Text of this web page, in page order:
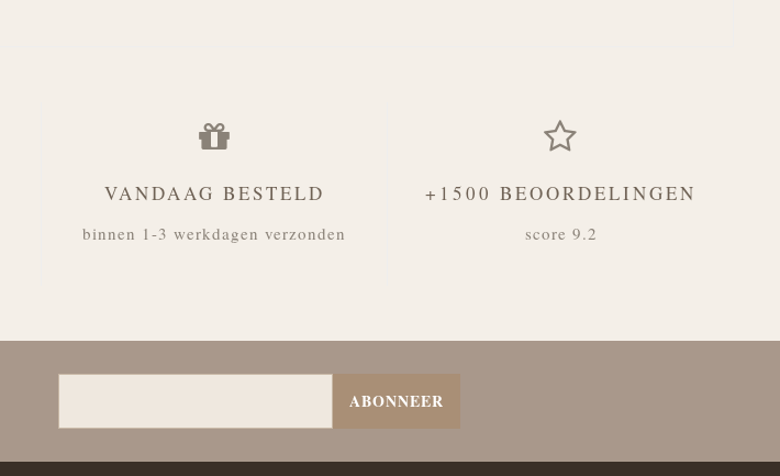
VANDAAG BESTELD
binnen 1-3 werkdagen verzonden
+1500 BEOORDELINGEN
score 9.2
ABONNEER